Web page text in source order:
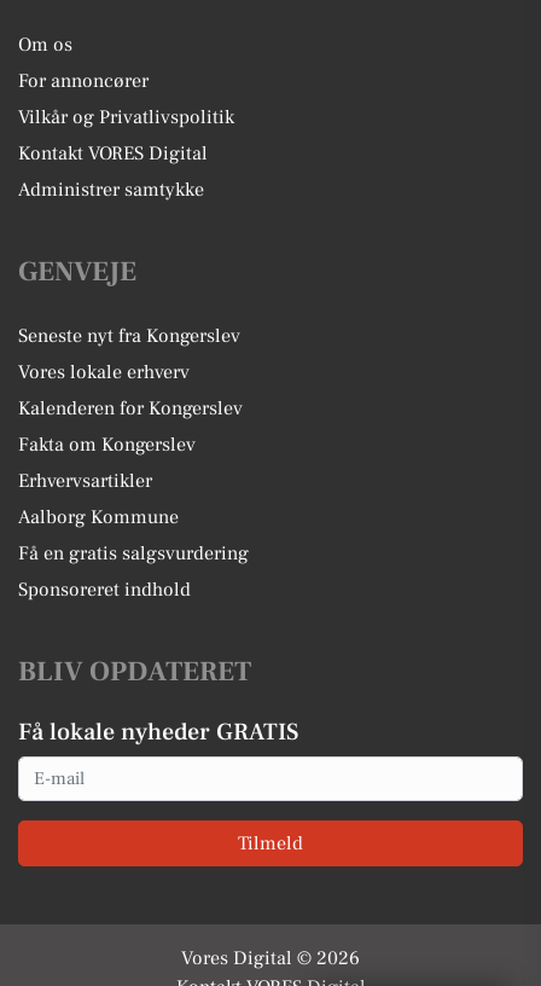
Om os
For annoncører
Vilkår og Privatlivspolitik
Kontakt VORES Digital
Administrer samtykke
GENVEJE
Seneste nyt fra Kongerslev
Vores lokale erhverv
Kalenderen for Kongerslev
Fakta om Kongerslev
Erhvervsartikler
Aalborg Kommune
Få en gratis salgsvurdering
Sponsoreret indhold
BLIV OPDATERET
Få lokale nyheder GRATIS
Email
Tilmeld
Vores Digital © 2026